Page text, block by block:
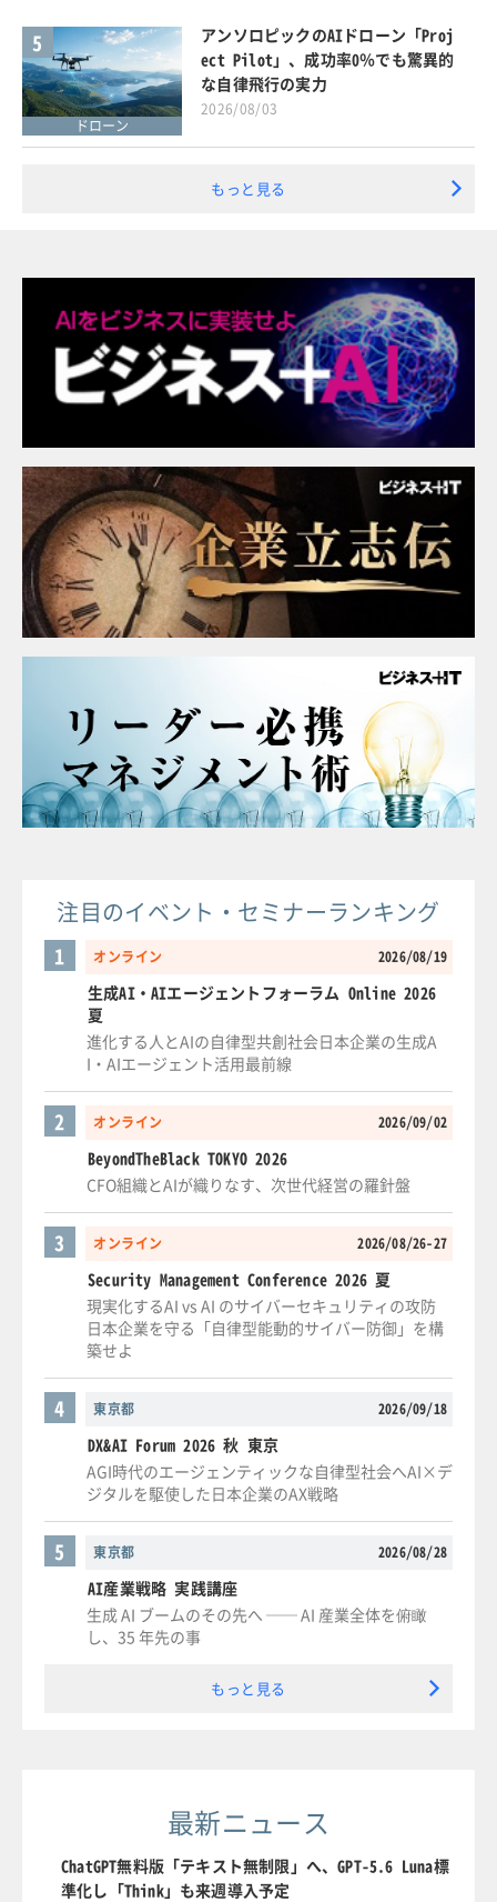
5
ドローン
アンソロピックのAIドローン「Proj
ect Pilot」、成功率0％でも驚異的
な自律飛行の実力
2026/08/03
もっと見る
注目のイベント・セミナーランキング
オンライン 2026/08/19
1
生成AI・AIエージェントフォーラム Online 2026
夏
進化する人とAIの自律型共創社会日本企業の生成A
I・AIエージェント活用最前線
オンライン 2026/09/02
2
BeyondTheBlack TOKYO 2026
CFO組織とAIが織りなす、次世代経営の羅針盤
オンライン 2026/08/26-27
3
Security Management Conference 2026 夏
現実化するAI vs AI のサイバーセキュリティの攻防
日本企業を守る「自律型能動的サイバー防御」を構
築せよ
東京都 2026/09/18
4
DX&AI Forum 2026 秋 東京
AGI時代のエージェンティックな自律型社会へAI×デ
ジタルを駆使した日本企業のAX戦略
東京都 2026/08/28
5
AI産業戦略 実践講座
生成 AI ブームのその先へ ── AI 産業全体を俯瞰
し、35 年先の事
もっと見る
最新ニュース
ChatGPT無料版「テキスト無制限」へ、GPT-5.6 Luna標
準化し「Think」も来週導入予定